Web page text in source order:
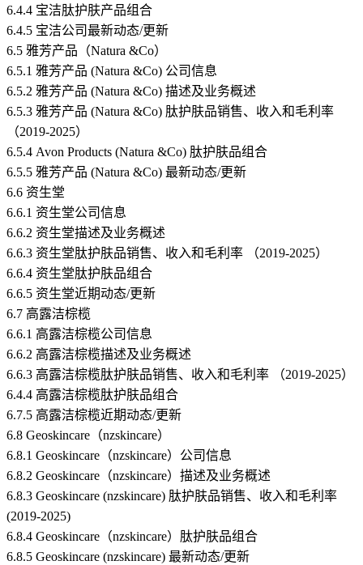
6.4.4 宝洁肽护肤产品组合
6.4.5 宝洁公司最新动态/更新
6.5 雅芳产品（Natura &Co）
6.5.1 雅芳产品 (Natura &Co) 公司信息
6.5.2 雅芳产品 (Natura &Co) 描述及业务概述
6.5.3 雅芳产品 (Natura &Co) 肽护肤品销售、收入和毛利率
（2019-2025）
6.5.4 Avon Products (Natura &Co) 肽护肤品组合
6.5.5 雅芳产品 (Natura &Co) 最新动态/更新
6.6 资生堂
6.6.1 资生堂公司信息
6.6.2 资生堂描述及业务概述
6.6.3 资生堂肽护肤品销售、收入和毛利率 （2019-2025）
6.6.4 资生堂肽护肤品组合
6.6.5 资生堂近期动态/更新
6.7 高露洁棕榄
6.6.1 高露洁棕榄公司信息
6.6.2 高露洁棕榄描述及业务概述
6.6.3 高露洁棕榄肽护肤品销售、收入和毛利率 （2019-2025）
6.4.4 高露洁棕榄肽护肤品组合
6.7.5 高露洁棕榄近期动态/更新
6.8 Geoskincare（nzskincare）
6.8.1 Geoskincare（nzskincare）公司信息
6.8.2 Geoskincare（nzskincare）描述及业务概述
6.8.3 Geoskincare (nzskincare) 肽护肤品销售、收入和毛利率
(2019-2025)
6.8.4 Geoskincare（nzskincare）肽护肤品组合
6.8.5 Geoskincare (nzskincare) 最新动态/更新